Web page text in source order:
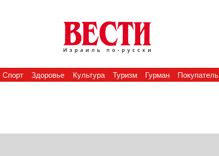
Спорт Здоровье Культура Туризм Гурман Покупатель